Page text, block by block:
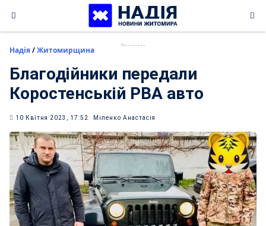
content
Надія/Житомирщина
Благодійники передали
Коростенській РВА авто
10 Квітня 2023, 17:52 Міленко Анастасія